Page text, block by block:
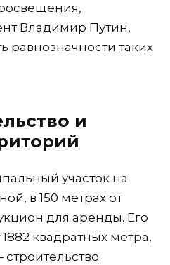
Владимир Путин,
равнозначности таких
и
участок на
в 150 метрах от
для аренды. Его
квадратных метра,